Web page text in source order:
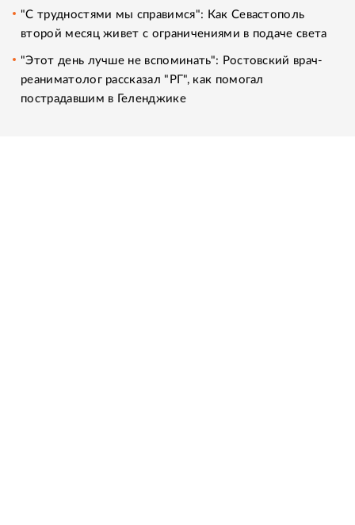
"С трудностями мы справимся": Как Севастополь
второй месяц живет с ограничениями в подаче света
"Этот день лучше не вспоминать": Ростовский врач-
реаниматолог рассказал "РГ", как помогал
пострадавшим в Геленджике